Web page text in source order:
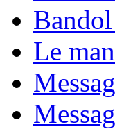
Bandol
Le